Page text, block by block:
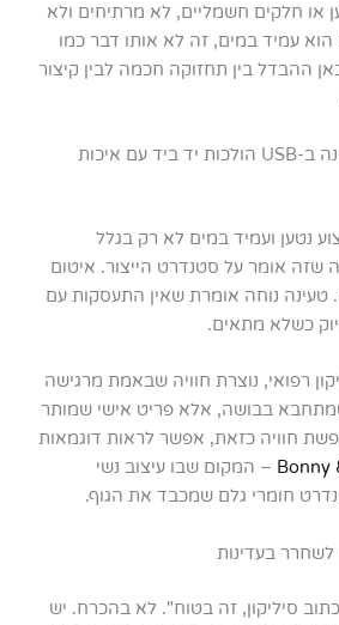
או חלקים חשמליים, לא מרתיחים ולא
עמיד במים, זה לא אותו דבר כמו
ההבדל בין תחזוקה חכמה לבין קיצור
למה עמידות במים וטעינה ב-USB הולכות יד ביד עם איכות
נטען ועמיד במים לא רק בגלל
שזה אומר על סטנדרט הייצור. איטום
טעינה נוחה אומרת שאין התעסקות עם
כשלא מתאים.
רפואי, נוצרת חוויה שבאמת מרגישה
בבושה, אלא פריט אישי שמותר
חוויה כזאת, אפשר לראות דוגמאות
Bonny – המקום שבו עיצוב נשי
חומרי גלם שמכבד את הגוף.
לשחרר בעדינות
סיליקון, זה בטוח". לא בהכרח. יש